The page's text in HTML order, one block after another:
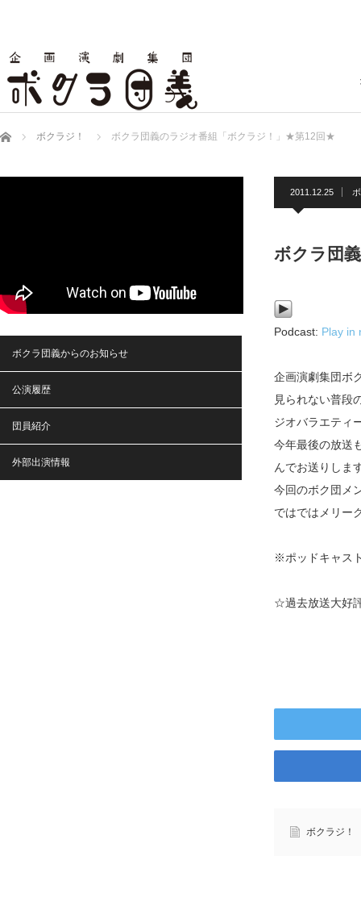
ホーム ボクラジ！ ボクラ団義のラジオ番組「ボクラジ！」★第12回★
2011.12.25
ボクラ団
Podcast: Play in
企画演劇集団ボ
見られない普段
ジオバラエティ
今年最後の放送
んでお送りしま
今回のボク団メ
ではではメリー
※ポッドキャス
☆過去放送大好
ボクラジ！
ボクラ団義からのお知らせ
公演履歴
団員紹介
外部出演情報